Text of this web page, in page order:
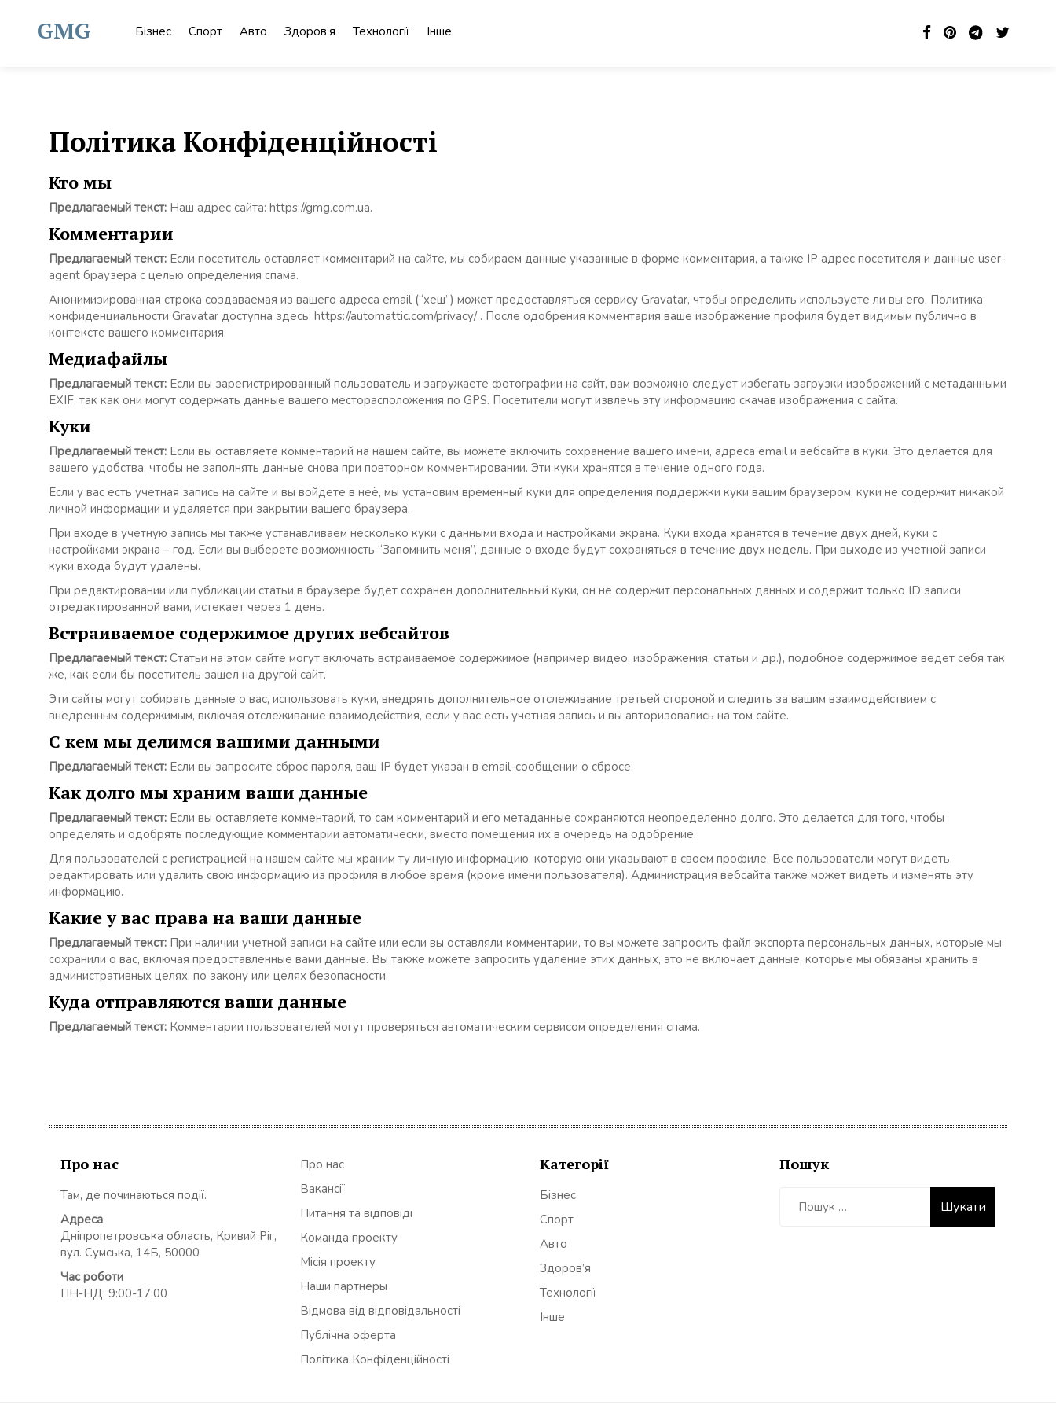
contentGMG Бізнес Спорт Авто Здоров’я Технології Інше
Політика Конфіденційності
Кто мы
Предлагаемый текст: Наш адрес сайта: https://gmg.com.ua.
Комментарии
Предлагаемый текст: Если посетитель оставляет комментарий на сайте, мы собираем данные указанные в форме комментария, а также IP адрес посетителя и данные user-
agent браузера с целью определения спама.
Анонимизированная строка создаваемая из вашего адреса email (“хеш”) может предоставляться сервису Gravatar, чтобы определить используете ли вы его. Политика
конфиденциальности Gravatar доступна здесь: https://automattic.com/privacy/ . После одобрения комментария ваше изображение профиля будет видимым публично в
контексте вашего комментария.
Медиафайлы
Предлагаемый текст: Если вы зарегистрированный пользователь и загружаете фотографии на сайт, вам возможно следует избегать загрузки изображений с метаданными
EXIF, так как они могут содержать данные вашего месторасположения по GPS. Посетители могут извлечь эту информацию скачав изображения с сайта.
Куки
Предлагаемый текст: Если вы оставляете комментарий на нашем сайте, вы можете включить сохранение вашего имени, адреса email и вебсайта в куки. Это делается для
вашего удобства, чтобы не заполнять данные снова при повторном комментировании. Эти куки хранятся в течение одного года.
Если у вас есть учетная запись на сайте и вы войдете в неё, мы установим временный куки для определения поддержки куки вашим браузером, куки не содержит никакой
личной информации и удаляется при закрытии вашего браузера.
При входе в учетную запись мы также устанавливаем несколько куки с данными входа и настройками экрана. Куки входа хранятся в течение двух дней, куки с
настройками экрана – год. Если вы выберете возможность “Запомнить меня”, данные о входе будут сохраняться в течение двух недель. При выходе из учетной записи
куки входа будут удалены.
При редактировании или публикации статьи в браузере будет сохранен дополнительный куки, он не содержит персональных данных и содержит только ID записи
отредактированной вами, истекает через 1 день.
Встраиваемое содержимое других вебсайтов
Предлагаемый текст: Статьи на этом сайте могут включать встраиваемое содержимое (например видео, изображения, статьи и др.), подобное содержимое ведет себя так
же, как если бы посетитель зашел на другой сайт.
Эти сайты могут собирать данные о вас, использовать куки, внедрять дополнительное отслеживание третьей стороной и следить за вашим взаимодействием с
внедренным содержимым, включая отслеживание взаимодействия, если у вас есть учетная запись и вы авторизовались на том сайте.
С кем мы делимся вашими данными
Предлагаемый текст: Если вы запросите сброс пароля, ваш IP будет указан в email-сообщении о сбросе.
Как долго мы храним ваши данные
Предлагаемый текст: Если вы оставляете комментарий, то сам комментарий и его метаданные сохраняются неопределенно долго. Это делается для того, чтобы
определять и одобрять последующие комментарии автоматически, вместо помещения их в очередь на одобрение.
Для пользователей с регистрацией на нашем сайте мы храним ту личную информацию, которую они указывают в своем профиле. Все пользователи могут видеть,
редактировать или удалить свою информацию из профиля в любое время (кроме имени пользователя). Администрация вебсайта также может видеть и изменять эту
информацию.
Какие у вас права на ваши данные
Предлагаемый текст: При наличии учетной записи на сайте или если вы оставляли комментарии, то вы можете запросить файл экспорта персональных данных, которые мы
сохранили о вас, включая предоставленные вами данные. Вы также можете запросить удаление этих данных, это не включает данные, которые мы обязаны хранить в
административных целях, по закону или целях безопасности.
Куда отправляются ваши данные
Предлагаемый текст: Комментарии пользователей могут проверяться автоматическим сервисом определения спама.
Про нас
Там, де починаються події.
Адреса
Дніпропетровська область, Кривий Ріг,
вул. Сумська, 14Б, 50000
Час роботи
ПН-НД: 9:00-17:00
Про нас
Вакансії
Питання та відповіді
Команда проекту
Місія проекту
Наши партнеры
Відмова від відповідальності
Публічна оферта
Політика Конфіденційності
Категорії
Бізнес
Спорт
Авто
Здоров’я
Технології
Інше
Пошук